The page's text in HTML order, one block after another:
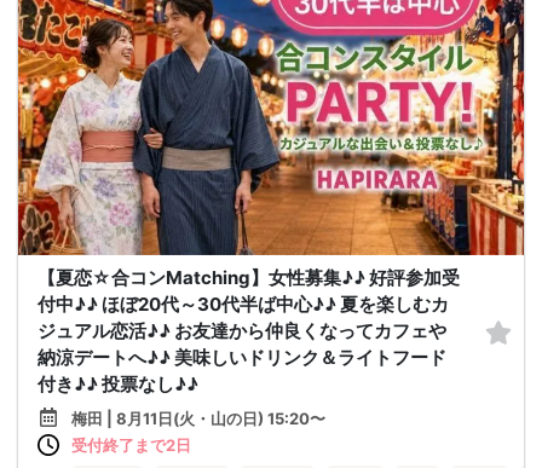
【夏恋☆合コンMatching】女性募集♪♪ 好評参加受
付中♪♪ ほぼ20代～30代半ば中心♪♪ 夏を楽しむカ
ジュアル恋活♪♪ お友達から仲良くなってカフェや
納涼デートへ♪♪ 美味しいドリンク＆ライトフード
付き♪♪ 投票なし♪♪
梅田 | 8月11日(火・山の日) 15:20〜
受付終了まで2日